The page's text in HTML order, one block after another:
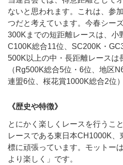
ないと思われます。これは、参
つだと考えています。今春シー
300Kまでの短距離レースは、小
C100K総合11位、SC200K・
500K以上の中・長距離レースは
（Rg500K総合5位・6位、地区
連盟6位、桜花賞1000K総合2位
《歴史や特徴》
とにかく楽しくレースを行うこ
レースである東日本CH1000K、
標に頑張っています。モットー
より楽しく」です。